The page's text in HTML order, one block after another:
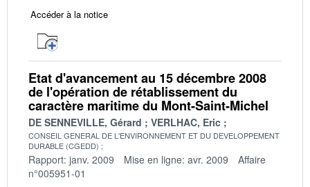
Accéder à la notice
Etat d'avancement au 15 décembre 2008
de l'opération de rétablissement du
caractère maritime du Mont-Saint-Michel
DE SENNEVILLE, Gérard VERLHAC, Eric
CONSEIL GENERAL DE L'ENVIRONNEMENT ET DU DEVELOPPEMENT
DURABLE (CGEDD)
Rapport: janv. 2009 Mise en ligne: avr. 2009
Affaire
n°005951-01